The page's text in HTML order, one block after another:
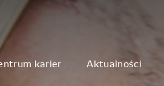
karier Aktualności